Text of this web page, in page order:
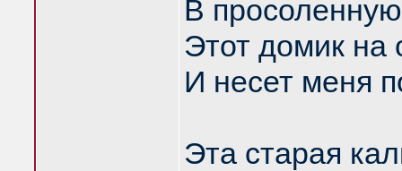
В
Этот домик на
И несет меня
Эта старая